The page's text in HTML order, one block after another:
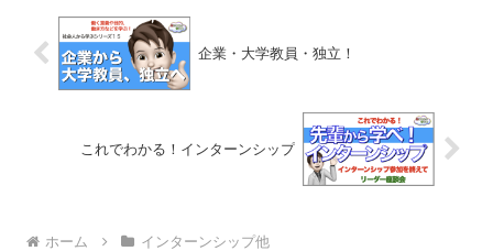
企業・大学教員・独立！
これでわかる！インターンシップ
ホーム インターンシップ他